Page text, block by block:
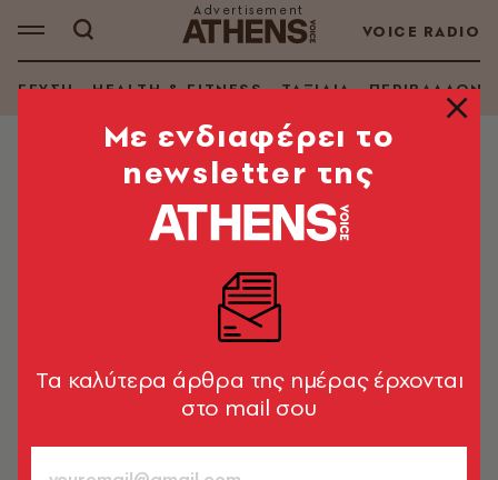
VOICE RADIO
ΓΕΥΣΗ HEALTH & FITNESS ΤΑΞΙΔΙΑ ΠΕΡΙΒΑΛΛΟΝ
LIFE IN ATHENS
Αμπελόκηποι: βόλτα στη Μικρή
Ασιατική Αθήνα
Ασιάτες δεύτερης γενιάς, μιλάνε ελληνικά, πήραν
σπίτια. Οι Αμπελόκηποι έχουν γίνει η συνοικία τους.
Γιάννης Νένες
Mε ενδιαφέρει το
newsletter της
Tα καλύτερα άρθρα της ημέρας έρχονται
στο mail σου